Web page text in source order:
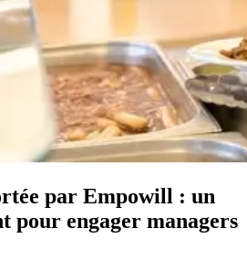
par Empowill : un
pour engager managers